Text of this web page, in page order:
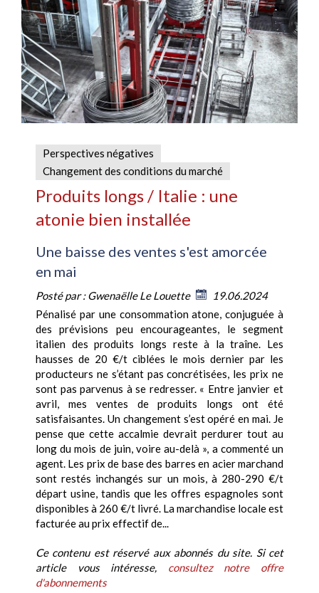
Perspectives négatives
Changement des conditions du marché
Produits longs / Italie : une
atonie bien installée
Une baisse des ventes s'est amorcée
en mai
Posté par :Gwenaëlle Le Louette
19.06.2024
Pénalisé par une consommation atone, conjuguée à
des prévisions peu encourageantes, le segment
italien des produits longs reste à la traîne. Les
hausses de 20 €/t ciblées le mois dernier par les
producteurs ne s’étant pas concrétisées, les prix ne
sont pas parvenus à se redresser. « Entre janvier et
avril, mes ventes de produits longs ont été
satisfaisantes. Un changement s’est opéré en mai. Je
pense que cette accalmie devrait perdurer tout au
long du mois de juin, voire au-delà », a commenté un
agent. Les prix de base des barres en acier marchand
sont restés inchangés sur un mois, à 280-290 €/t
départ usine, tandis que les offres espagnoles sont
disponibles à 260 €/t livré. La marchandise locale est
facturée au prix effectif de...
Ce contenu est réservé aux abonnés du site. Si cet
article vous intéresse, consultez notre offre
d'abonnements